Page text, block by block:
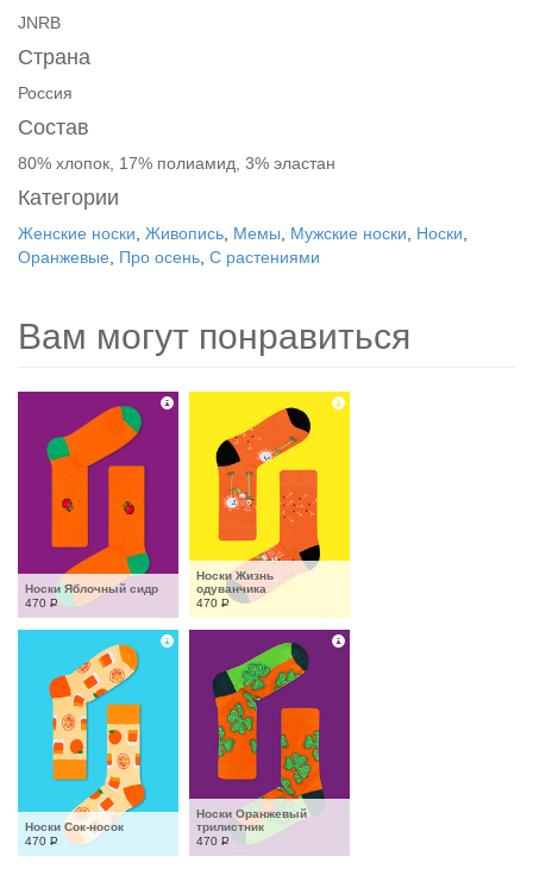
JNRB
Страна
Россия
Состав
80% хлопок, 17% полиамид, 3% эластан
Категории
Женские носки Живопись Мемы Мужские носки Носки
Оранжевые
Про осень С растениями
Вам могут понравиться
Носки Яблочный сидр
470 Р
Носки Жизнь
одуванчика
470 Р
Носки Сок-носок
470 Р
Носки Оранжевый
трилистник
470 Р